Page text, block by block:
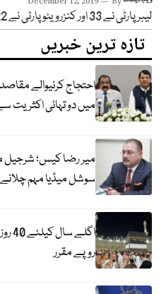
لیبر پارٹی نے 33 اور کنزرویٹو پارٹی نے 22 مسلمانوں کو ٹکٹس دیے ہیں
تازہ ترین خبریں
احتجاج کرنیوالے
میں دو تہائی اکثریت سے
میر رضا کیس؛ شرجیل
سوشل میڈیا مہم چلانے
روپے مقرر